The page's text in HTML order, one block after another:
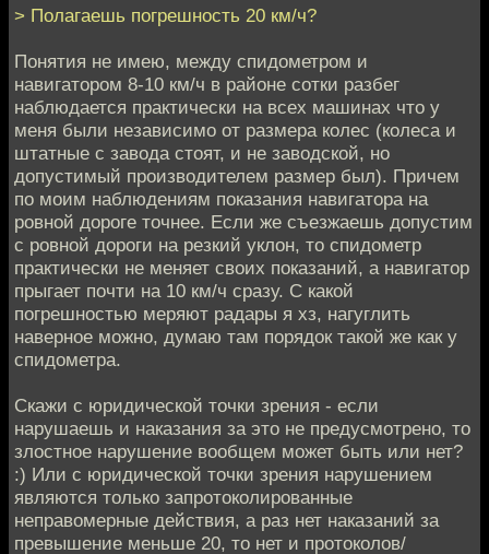
> Полагаешь погрешность 20 км/ч?
Понятия не имею, между спидометром и
навигатором 8-10 км/ч в районе сотки разбег
наблюдается практически на всех машинах что у
меня были независимо от размера колес (колеса и
штатные с завода стоят, и не заводской, но
допустимый производителем размер был). Причем
по моим наблюдениям показания навигатора на
ровной дороге точнее. Если же съезжаешь допустим
с ровной дороги на резкий уклон, то спидометр
практически не меняет своих показаний, а навигатор
прыгает почти на 10 км/ч сразу. С какой
погрешностью меряют радары я хз, нагуглить
наверное можно, думаю там порядок такой же как у
спидометра.
Скажи с юридической точки зрения - если
нарушаешь и наказания за это не предусмотрено, то
злостное нарушение вообщем может быть или нет?
:) Или с юридической точки зрения нарушением
являются только запротоколированные
неправомерные действия, а раз нет наказаний за
превышение меньше 20, то нет и протоколов/